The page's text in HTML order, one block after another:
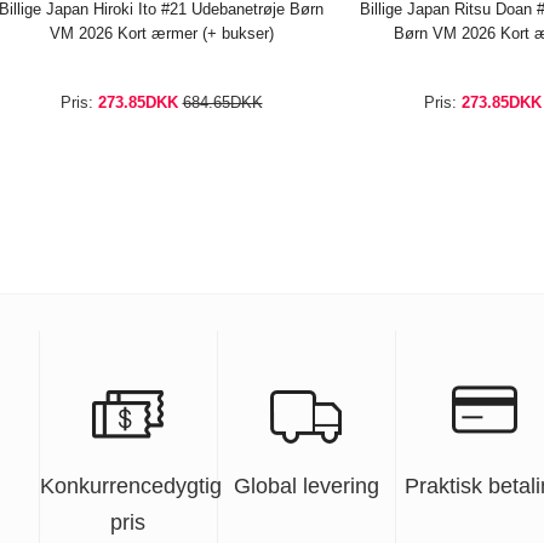
Billige Japan Hiroki Ito #21 Udebanetrøje Børn
VM 2026 Kort ærmer (+ bukser)
Pris: 273.85DKK 684.65DKK
Billige Japan Ritsu Doan
Børn VM 2026 Kort
Pris: 273.85DKK
Konkurrencedygtig
pris
Global levering Praktisk